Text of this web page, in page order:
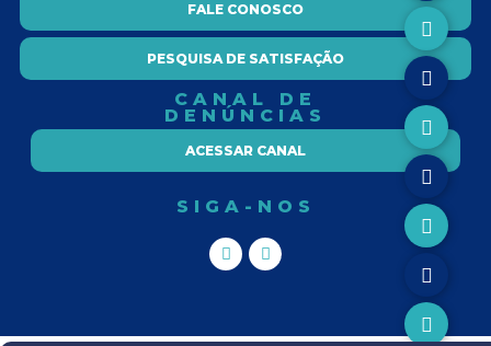
FALE CONOSCO
PESQUISA DE SATISFAÇÃO
CANAL DE
DENÚNCIAS
ACESSAR CANAL
SIGA-NOS